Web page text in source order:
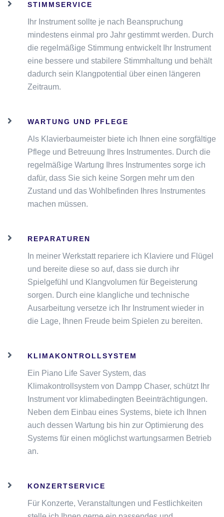
STIMMSERVICE
Ihr Instrument sollte je nach Beanspruchung
mindestens einmal pro Jahr gestimmt werden. Durch
die regelmäßige Stimmung entwickelt Ihr Instrument
eine bessere und stabilere Stimmhaltung und behält
dadurch sein Klangpotential über einen längeren
Zeitraum.
WARTUNG UND PFLEGE
Als Klavierbaumeister biete ich Ihnen eine sorgfältige
Pflege und Betreuung Ihres Instrumentes. Durch die
regelmäßige Wartung Ihres Instrumentes sorge ich
dafür, dass Sie sich keine Sorgen mehr um den
Zustand und das Wohlbefinden Ihres Instrumentes
machen müssen.
REPARATUREN
In meiner Werkstatt repariere ich Klaviere und Flügel
und bereite diese so auf, dass sie durch ihr
Spielgefühl und Klangvolumen für Begeisterung
sorgen. Durch eine klangliche und technische
Ausarbeitung versetze ich Ihr Instrument wieder in
die Lage, Ihnen Freude beim Spielen zu bereiten.
KLIMAKONTROLLSYSTEM
Ein Piano Life Saver System, das
Klimakontrollsystem von Dampp Chaser, schützt Ihr
Instrument vor klimabedingten Beeinträchtigungen.
Neben dem Einbau eines Systems, biete ich Ihnen
auch dessen Wartung bis hin zur Optimierung des
Systems für einen möglichst wartungsarmen Betrieb
an.
KONZERTSERVICE
Für Konzerte, Veranstaltungen und Festlichkeiten